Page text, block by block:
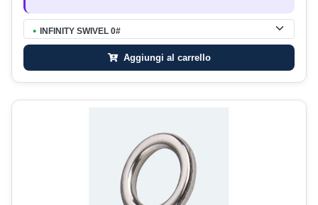
● INFINITY SWIVEL 0#
Aggiungi al carrello